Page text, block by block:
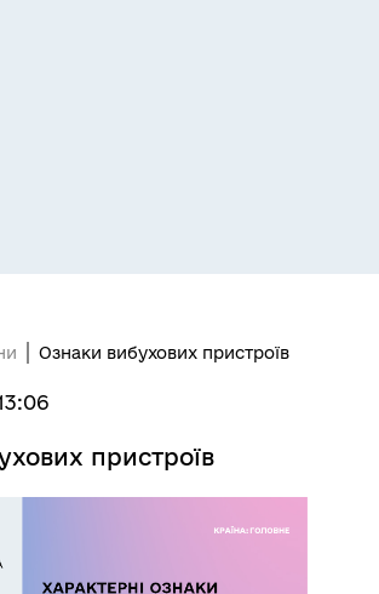
Ознаки вибухових пристроїв
пристроїв